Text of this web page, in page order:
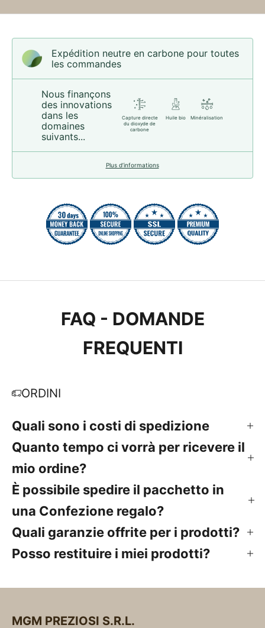
Expédition neutre en carbone pour toutes
les commandes
Nous finançons
des innovations
dans les
domaines
suivants...
Capture directe
du dioxyde de
carbone
Huile bio Minéralisation
Plus d’informations
FAQ - DOMANDE
FREQUENTI
ORDINI
Quali sono i costi di spedizione
Quanto tempo ci vorrà per ricevere il
mio ordine?
È possibile spedire il pacchetto in
una Confezione regalo?
Quali garanzie offrite per i prodotti?
Posso restituire i miei prodotti?
MGM PREZIOSI S.R.L.